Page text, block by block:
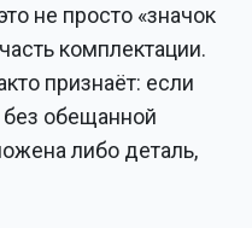
не просто «значок
комплектации.
признаёт: если
без обещанной
либо деталь,